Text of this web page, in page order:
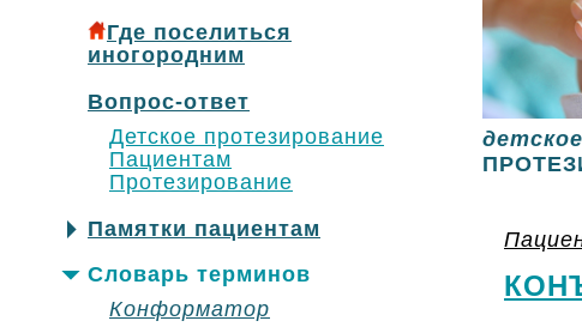
детское
Где поселиться
иногородним
Вопрос-ответ
Детское протезирование
Пациентам
Протезирование
Памятки пациентам
Словарь терминов
Конформатор